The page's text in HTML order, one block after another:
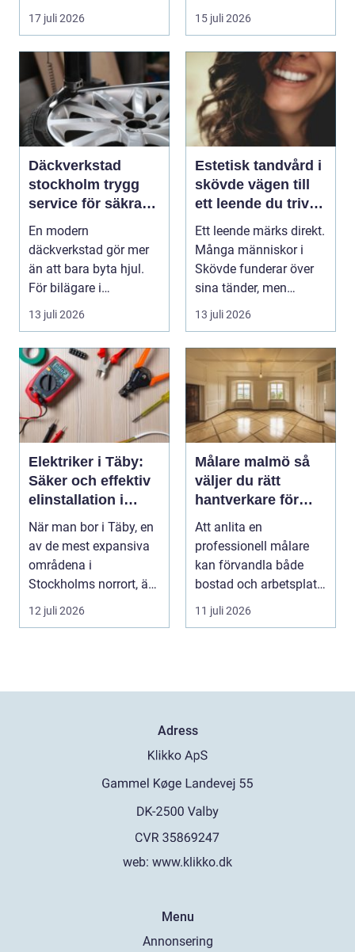
17 juli 2026 15 juli 2026
Däckverkstad
stockholm trygg
service för säkra
mil året runt
En modern
däckverkstad gör mer
än att bara byta hjul.
För bilägare i
Stockholm handlar
valet av däck...
13 juli 2026
Estetisk tandvård i
skövde vägen till
ett leende du trivs
med
Ett leende märks direkt.
Många människor i
Skövde funderar över
sina tänder, men
skjuter upp att gör...
13 juli 2026
Elektriker i Täby:
Säker och effektiv
elinstallation i
norrort
När man bor i Täby, en
av de mest expansiva
områdena i
Stockholms norrort, är
b...
12 juli 2026
Målare malmö så
väljer du rätt
hantverkare för
hem och företag
Att anlita en
professionell målare
kan förvandla både
bostad och arbetsplats
på kort tid. Färger, yt...
11 juli 2026
Adress
web: www.klikko.dk
Menu
Annonsering